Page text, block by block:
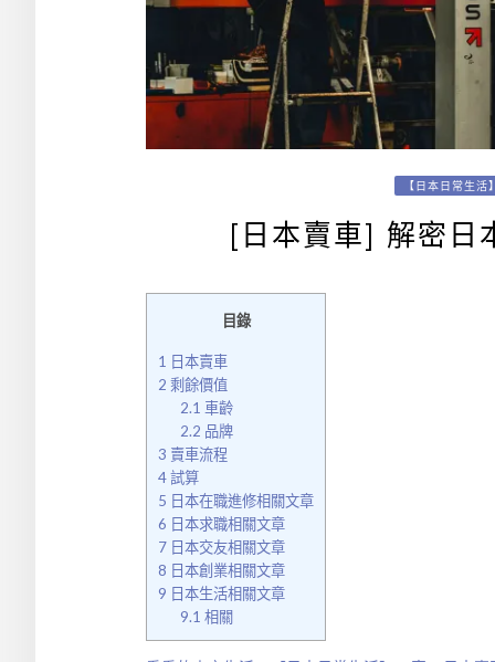
【日本日常生活
[日本賣車] 解密日
目錄
1 日本賣車
2 剩餘價值
2.1 車齡
2.2 品牌
3 賣車流程
4試算
5 日本在職進修相關文章
6 日本求職相關文章
7 日本交友相關文章
8 日本創業相關文章
9 日本生活相關文章
9.1 相關